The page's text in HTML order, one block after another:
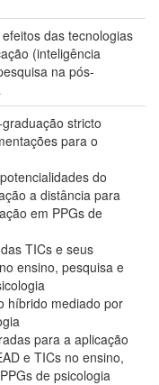
das tecnologias
(inteligência
na pós-
stricto
para o
do
a distância para
em PPGs de
TICs e seus
ensino, pesquisa e
híbrido mediado por
para a aplicação
e TICs no ensino,
de psicologia